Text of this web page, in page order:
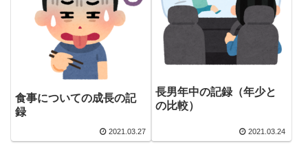
食事についての成長の記
録
2021.03.27
長男年中の記録（年少と
の比較）
2021.03.24